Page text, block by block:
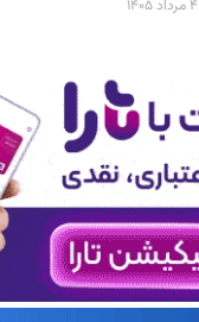
۴ مرداد ۱۴۰۵